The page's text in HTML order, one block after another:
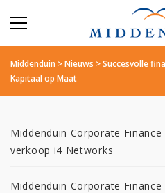
Middenduin >Nieuws >Succesvolle
Kapitaal op Maat
Middenduin Corporate
verkoop i4 Networks
Middenduin Corporate